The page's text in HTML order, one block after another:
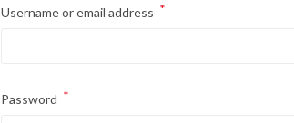
Username or email address *
Password *